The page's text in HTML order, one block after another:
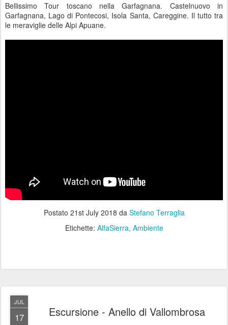
Bellissimo Tour toscano nella Garfagnana. Castelnuovo in
Garfagnana, Lago di Pontecosi, Isola Santa, Careggine. Il tutto tra
le meraviglie delle Alpi Apuane.
Postato 21st July 2018 da Stefano Terraglia
Etichette: AlfaSierra Ambiente
JUL
17 Escursione - Anello di Vallombrosa